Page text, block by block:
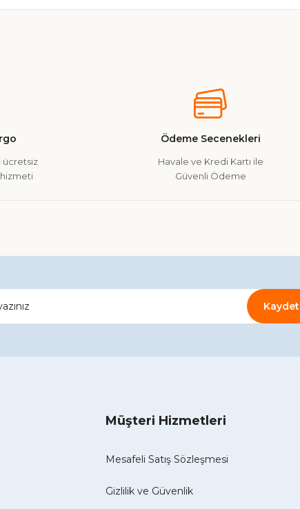
ücretsiz
Ödeme Secenekleri
Havale ve Kredi Kartı ile
Güvenli Ödeme
Kaydet
Müşteri Hizmetleri
Mesafeli Satış Sözleşmesi
Gizlilik ve Güvenlik